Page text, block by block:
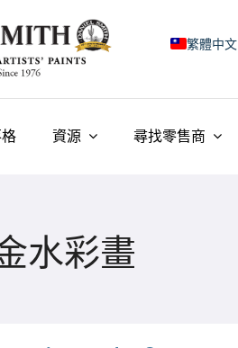
繁體中文
日本語
Français
資源 尋找零售商
水彩畫